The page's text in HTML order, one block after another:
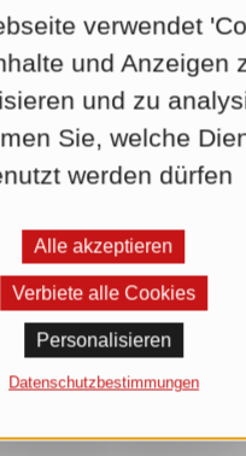
Datenschutzerklärung .*
Jetzt Newsletter abonnieren
verwendet
und Anzeigen
und zu
Sie, welche
werden dürfen
Alle akzeptieren
Verbiete alle Cookies
Personalisieren
Datenschutzbestimmungen